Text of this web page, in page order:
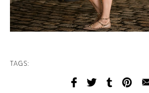
TAGS: